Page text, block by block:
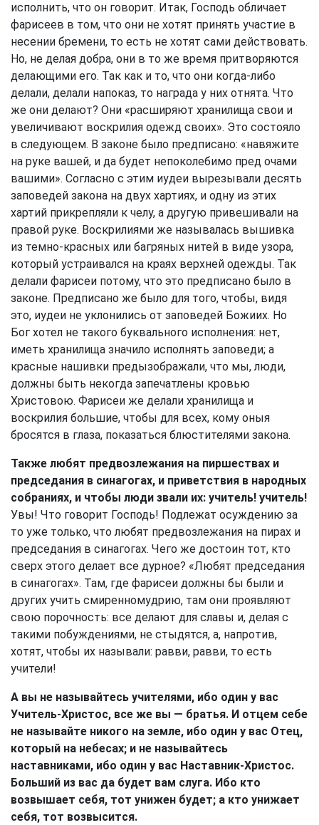
исполнить, что он говорит. Итак, Господь обличает
фарисеев в том, что они не хотят принять участие в
несении бремени, то есть не хотят сами действовать.
Но, не делая добра, они в то же время притворяются
делающими его. Так как и то, что они когда-либо
делали, делали напоказ, то награда у них отнята. Что
же они делают? Они «расширяют хранилища свои и
увеличивают воскрилия одежд своих». Это состояло
в следующем. В законе было предписано: «навяжите
на руке вашей, и да будет непоколебимо пред очами
вашими». Согласно с этим иудеи вырезывали десять
заповедей закона на двух хартиях, и одну из этих
хартий прикрепляли к челу, а другую привешивали на
правой руке. Воскрилиями же называлась вышивка
из темно-красных или багряных нитей в виде узора,
который устраивался на краях верхней одежды. Так
делали фарисеи потому, что это предписано было в
законе. Предписано же было для того, чтобы, видя
это, иудеи не уклонились от заповедей Божиих. Но
Бог хотел не такого буквального исполнения: нет,
иметь хранилища значило исполнять заповеди; а
красные нашивки предызображали, что мы, люди,
должны быть некогда запечатлены кровью
Христовою. Фарисеи же делали хранилища и
воскрилия большие, чтобы для всех, кому оныя
бросятся в глаза, показаться блюстителями закона.
Также любят предвозлежания на пиршествах и
председания в синагогах, и приветствия в народных
собраниях, и чтобы люди звали их: учитель! учитель!
Увы! Что говорит Господь! Подлежат осуждению за
то уже только, что любят предвозлежания на пирах и
председания в синагогах. Чего же достоин тот, кто
сверх этого делает все дурное? «Любят председания
в синагогах». Там, где фарисеи должны бы были и
других учить смиренномудрию, там они проявляют
свою порочность: все делают для славы и, делая с
такими побуждениями, не стыдятся, а, напротив,
хотят, чтобы их называли: равви, равви, то есть
учители!
А вы не называйтесь учителями, ибо один у вас
Учитель-Христос, все же вы — братья. И отцем себе
не называйте никого на земле, ибо один у вас Отец,
который на небесах; и не называйтесь
наставниками, ибо один у вас Наставник-Христос.
Больший из вас да будет вам слуга. Ибо кто
возвышает себя, тот унижен будет; а кто унижает
себя, тот возвысится.